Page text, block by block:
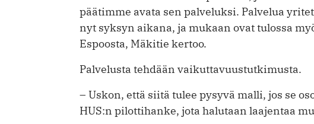
päätimme avata sen palveluksi. Palvelua
nyt syksyn aikana, ja mukaan ovat tulossa
Espoosta, Mäkitie kertoo.
Palvelusta tehdään vaikuttavuustutkimusta.
– Uskon, että siitä tulee pysyvä malli, jos se
HUS:n pilottihanke, jota halutaan laajentaa